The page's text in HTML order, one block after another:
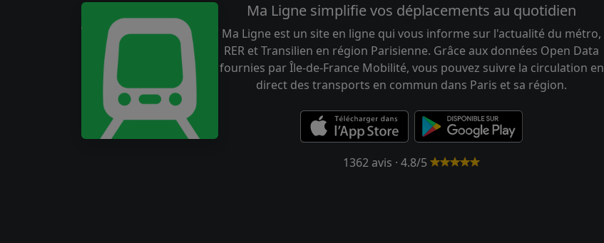
Ma Ligne simplifie vos déplacements au quotidien
Ma Ligne est un site en ligne qui vous informe sur l'actualité du métro,
RER et Transilien en région Parisienne. Grâce aux données Open Data
fournies par Île-de-France Mobilité, vous pouvez suivre la circulation en
direct des transports en commun dans Paris et sa région.
1362 avis · 4.8/5